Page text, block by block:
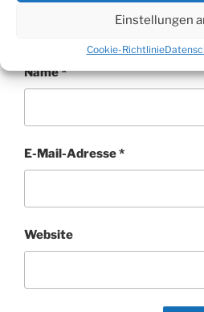
Einstellungen
Cookie-Richtlinie
Name*
E-Mail-Adresse*
Website